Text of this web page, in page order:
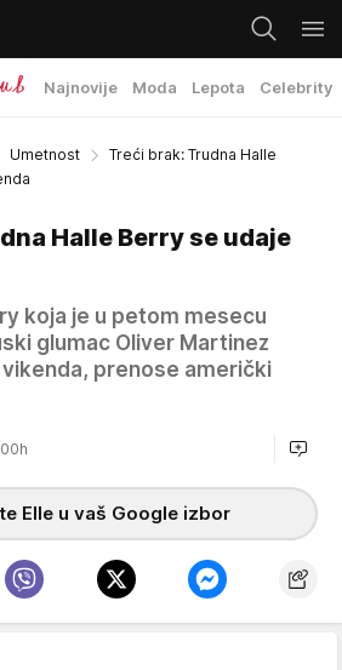
Najnovije Moda Lepota Celebrity
Umetnost
Treći brak: Trudna Halle
Halle Berry se udaje
koja je u petom mesecu
glumac Oliver Martinez
prenose američki
Elle u vaš Google izbor